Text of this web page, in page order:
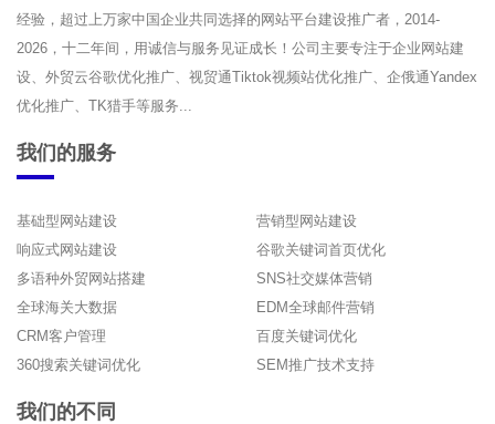
经验，超过上万家中国企业共同选择的网站平台建设推广者，2014-
2026，十二年间，用诚信与服务见证成长！公司主要专注于企业网站建
设、外贸云谷歌优化推广、视贸通Tiktok视频站优化推广、企俄通Yandex
优化推广、TK猎手等服务...
我们的服务
基础型网站建设
营销型网站建设
响应式网站建设
谷歌关键词首页优化
多语种外贸网站搭建
SNS社交媒体营销
全球海关大数据
EDM全球邮件营销
CRM客户管理
百度关键词优化
360搜索关键词优化
SEM推广技术支持
我们的不同